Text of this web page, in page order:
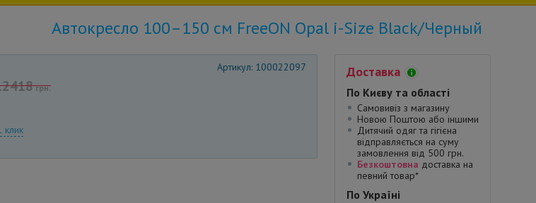
Автокресло 100–150 см FreeON Opal i-Size Black/Черный
Артикул: 100022097
грн.
клик
Доставка
По Києву та області
Самовивіз з магазину
Новою Поштою або іншими
Дитячий одяг та гігієна
відправляється на суму
замовлення від 500 грн.
Безкоштовна доставка на
певний товар*
По Україні